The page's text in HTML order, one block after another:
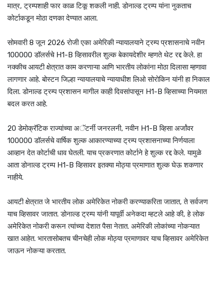
मात्र, ट्रम्पशाही फार काळ टिकू शकली नाही. डोनाल्ड ट्रम्प यांना नुकताच
कोर्टाकडून मोठा दणका देण्यात आला.
सोमवारी 8 जून 2026 रोजी एका अमेरिकी न्यायालयाने ट्रम्प प्रशासनाचे नवीन
100000 डॉलर्सचे H1-B व्हिसावरील शुल्क बेकायदेशीर म्हणते थेट रद्द केले. हा
नक्कीच आयटी क्षेत्रात काम करणाऱ्या आणि भारतीय लोकांना मोठा दिलासा म्हणावा
लागणार आहे. बोस्टन जिल्हा न्यायालयाचे न्यायाधीश लिओ सोरोकिन यांनी हा निकाल
दिला. डोनाल्ड ट्रम्प प्रशासन मागील काही दिवसांपासून H1-B व्हिसाच्या नियमात
बदल करत आहे.
20 डेमोक्रॅटिक राज्यांच्या अॅटर्नी जनरलनी, नवीन H1-B व्हिसा अर्जांवर
100000 डॉलर्सचे वार्षिक शुल्क आकारण्याच्या ट्रम्प प्रशासनाच्या निर्णयाला
आव्हान देत कोर्टाची धाव घेतली. याच प्रकरणात कोर्टाने हे शुल्क रद्द केले. यामुळे
आता डोनाल्ड ट्रम्प H1-B व्हिसावर इतक्या मोठ्या प्रमाणात शुल्क घेऊ शकणार
नाहीये.
आयटी क्षेत्रात जे भारतीय लोक अमेरिकेत नोकरी करण्याकरिता जातात, ते सर्वजण
याच व्हिसावर जातात. डोनाल्ड ट्रम्प यांनी यापूर्वी अनेकदा म्हटले आहे की, हे लोक
अमेरिकेत नोकरी करून त्यांच्या देशात पैसा नेतात. अमेरिकी लोकांच्या नोकऱ्यात
खात आहेत. भारतासोबतच चीनचेही लोक मोठ्या प्रमाणावर याच व्हिसावर अमेरिकेत
जाऊन नोकऱ्या करतात.